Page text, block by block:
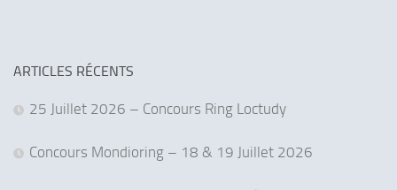
ARTICLES RÉCENTS
25 Juillet 2026 – Concours Ring Loctudy
Concours Mondioring – 18 & 19 Juillet 2026